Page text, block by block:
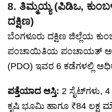
8. ತಿಮ್ಮಯ್ಯ (ಪಿಡಿಒ,
ದಕ್ಷಿಣ)
ಬೆಂಗಳೂರು ದಕ್ಷಿಣ ಜಿಲ್ಲೆಯ
ಪಂಚಾಯಿತಿಯ ಪಂಚಾಯತ್
(PDO) ಇವರ 6 ಕಡೆಗಳಲ್ಲಿ
ಪತ್ತೆಯಾದ ಆಸ್ತಿ: 2 ಸೈಟ್‌ಗಳು,
ಕೃಷಿ ಭೂಮಿ ಹಾಗೂ ₹84 ಲಕ್ಷ